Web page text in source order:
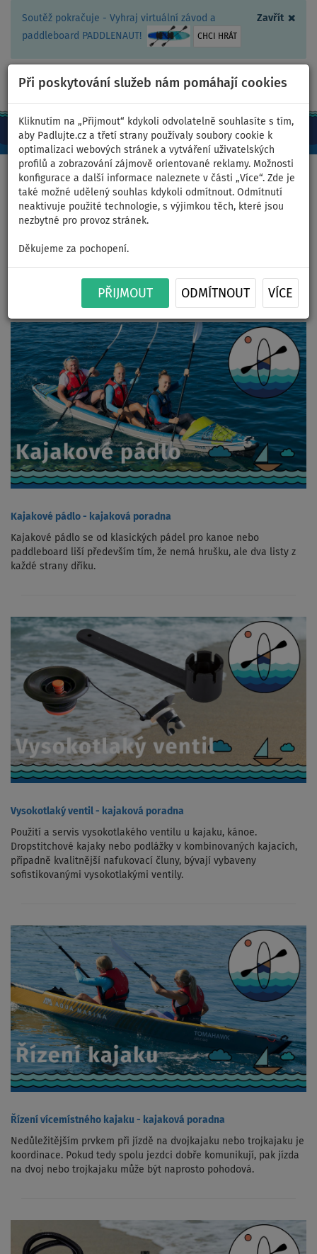
Zavřít ×
Soutěž pokračuje - Vyhraj virtuální závod a
paddleboard PADDLENAUT!
CHCI HRÁT
Při poskytování služeb nám pomáhají cookies
Kliknutím na „Přijmout“ kdykoli odvolatelně souhlasíte s tím,
aby Padlujte.cz a třetí strany používaly soubory cookie k
optimalizaci webových stránek a vytváření uživatelských
profilů a zobrazování zájmově orientované reklamy. Možnosti
konfigurace a další informace naleznete v části „Více“. Zde je
také možné udělený souhlas kdykoli odmítnout. Odmítnutí
neaktivuje použité technologie, s výjimkou těch, které jsou
nezbytné pro provoz stránek.
Děkujeme za pochopení.
PŘIJMOUT ODMÍTNOUT VÍCE
CZ/Kč +420 467 409 090 0ks
Domů >Pádlujte na kajaku - články, videa, recenze >Kajaková
poradna
Kajaková poradna
sami na nich jezdíme a perfektně je známe. Poradíme vám a vše
Kajakové pádlo - kajaková poradna
Kajakové pádlo se od klasických pádel pro kanoe nebo
paddleboard liší především tím, že nemá hrušku, ale dva listy z
každé strany dříku.
Vysokotlaký ventil - kajaková poradna
Použití a servis vysokotlakého ventilu u kajaku, kánoe.
Dropstitchové kajaky nebo podlážky v kombinovaných kajacích,
případně kvalitnější nafukovací čluny, bývají vybaveny
sofistikovanými vysokotlakými ventily.
Řízení vícemístného kajaku - kajaková poradna
Nedůležitějším prvkem při jízdě na dvojkajaku nebo trojkajaku je
koordinace. Pokud tedy spolu jezdci dobře komunikují, pak jízda
na dvoj nebo trojkajaku může být naprosto pohodová.